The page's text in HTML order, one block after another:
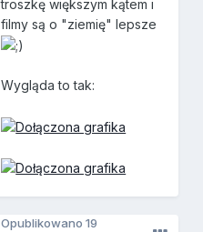
troszkę większym kątem i
filmy są o "ziemię" lepsze
Wygląda to tak:
Opublikowano19